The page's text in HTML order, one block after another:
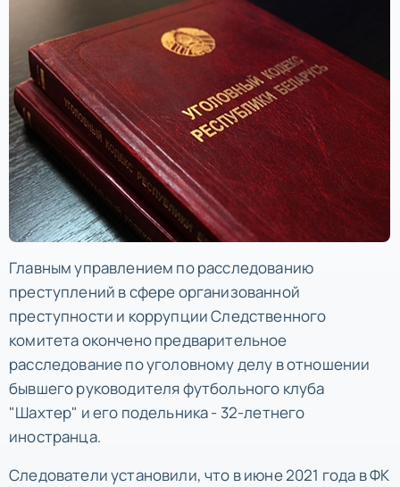
Главным управлением по расследованию
преступлений в сфере организованной
преступности и коррупции Следственного
комитета окончено предварительное
расследование по уголовному делу в отношении
бывшего руководителя футбольного клуба
"Шахтер" и его подельника - 32-летнего
иностранца.
Следователи установили, что в июне 2021 года в ФК